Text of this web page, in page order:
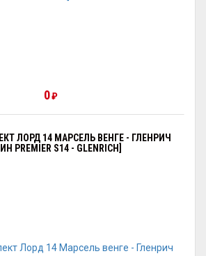
0₽
ЛОРД 14 МАРСЕЛЬ ВЕНГЕ - ГЛЕНРИЧ
PREMIER S14 - GLENRICH]